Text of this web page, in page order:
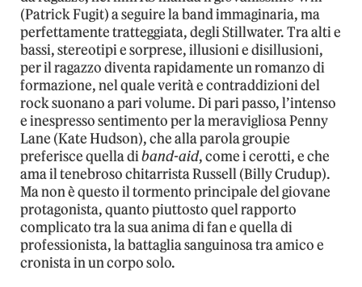
(Patrick Fugit) a seguire la band immaginaria, ma
perfettamente tratteggiata, degli Stillwater. Tra alti e
bassi, stereotipi e sorprese, illusioni e disillusioni,
per il ragazzo diventa rapidamente un romanzo di
formazione, nel quale verità e contraddizioni del
rock suonano a pari volume. Di pari passo, l’intenso
e inespresso sentimento per la meravigliosa Penny
Lane (Kate Hudson), che alla parola groupie
preferisce quella diband-aid, come i cerotti, e che
ama il tenebroso chitarrista Russell (Billy Crudup).
Ma non è questo il tormento principale del giovane
protagonista, quanto piuttosto quel rapporto
complicato tra la sua anima di fan e quella di
professionista, la battaglia sanguinosa tra amico e
cronista in un corpo solo.